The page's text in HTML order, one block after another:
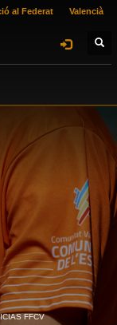
al Federat Valencià
FFCV